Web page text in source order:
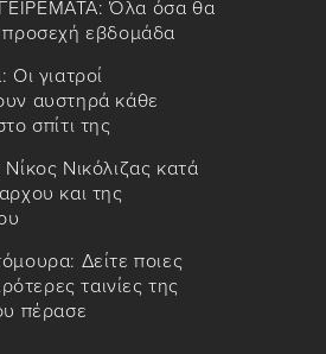
Όλα όσα θα
εβδομάδα
Οι γιατροί
αυστηρά κάθε
σπίτι της
Νικόλιζας κατά
και της
Δείτε ποιες
ταινίες της
πέρασε